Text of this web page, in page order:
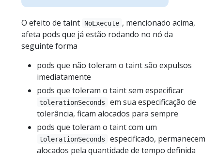
O efeito de taint NoExecute , mencionado acima,
afeta pods que já estão rodando no nó da
seguinte forma
pods que não toleram o taint são expulsos
imediatamente
pods que toleram o taint sem especificar
tolerationSeconds
em sua especificação de
tolerância, ficam alocados para sempre
pods que toleram o taint com um
tolerationSeconds
especificado, permanecem
alocados pela quantidade de tempo definida